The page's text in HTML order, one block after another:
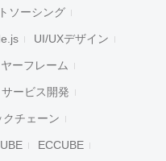
ソーシング
UI/UXデザイン
ーフレーム
サービス開発
クチェーン
ECCUBE